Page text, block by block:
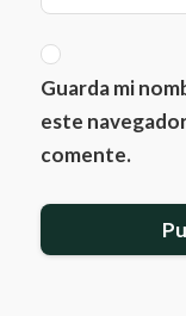
Guarda mi
este
comente.